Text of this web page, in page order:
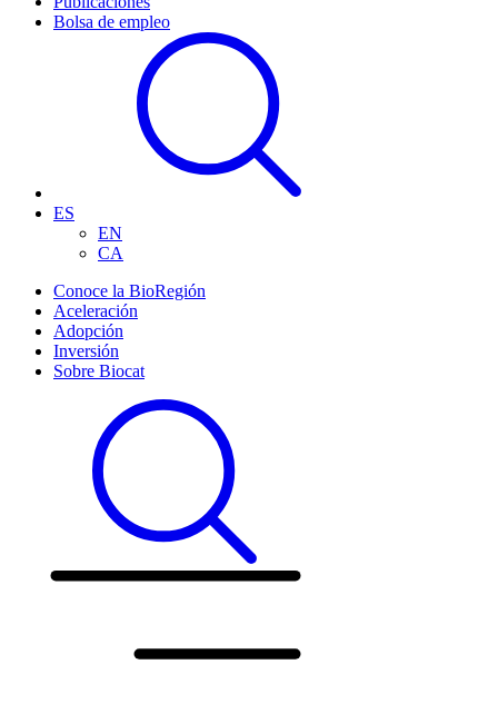
Bolsa de empleo
ES
EN
CA
Conoce la BioRegión
Aceleración
Adopción
Inversión
Sobre Biocat